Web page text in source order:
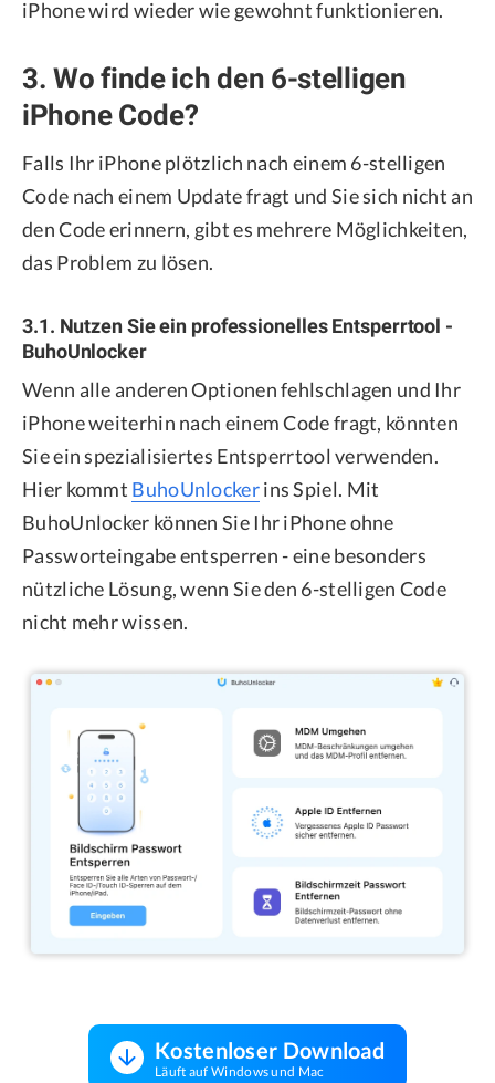
iPhone wird wieder wie gewohnt funktionieren.
3. Wo finde ich den 6-stelligen
iPhone Code?
Falls Ihr iPhone plötzlich nach einem 6-stelligen
Code nach einem Update fragt und Sie sich nicht an
den Code erinnern, gibt es mehrere Möglichkeiten,
das Problem zu lösen.
3.1. Nutzen Sie ein professionelles Entsperrtool -
BuhoUnlocker
Wenn alle anderen Optionen fehlschlagen und Ihr
iPhone weiterhin nach einem Code fragt, könnten
Sie ein spezialisiertes Entsperrtool verwenden.
Hier kommt BuhoUnlockerins Spiel. Mit
BuhoUnlocker können Sie Ihr iPhone ohne
Passworteingabe entsperren - eine besonders
nützliche Lösung, wenn Sie den 6-stelligen Code
nicht mehr wissen.
Kostenloser Download
Läuft auf Windows und Mac